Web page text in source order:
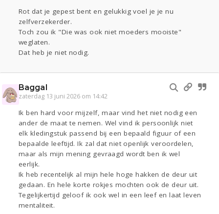
Rot dat je gepest bent en gelukkig voel je je nu
zelfverzekerder.
Toch zou ik "Die was ook niet moeders mooiste"
weglaten.
Dat heb je niet nodig.
Baggal
zaterdag 13 juni 2026 om 14:42
Ik ben hard voor mijzelf, maar vind het niet nodig een
ander de maat te nemen. Wel vind ik persoonlijk niet
elk kledingstuk passend bij een bepaald figuur of een
bepaalde leeftijd. Ik zal dat niet openlijk veroordelen,
maar als mijn mening gevraagd wordt ben ik wel
eerlijk.
Ik heb recentelijk al mijn hele hoge hakken de deur uit
gedaan. En hele korte rokjes mochten ook de deur uit.
Tegelijkertijd geloof ik ook wel in een leef en laat leven
mentaliteit.